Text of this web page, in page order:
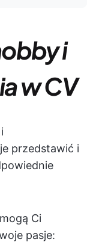
i
w CV
przedstawić i
Ci
pasje: